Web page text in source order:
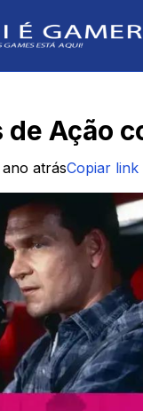
de Ação
ano atrásCopiar link